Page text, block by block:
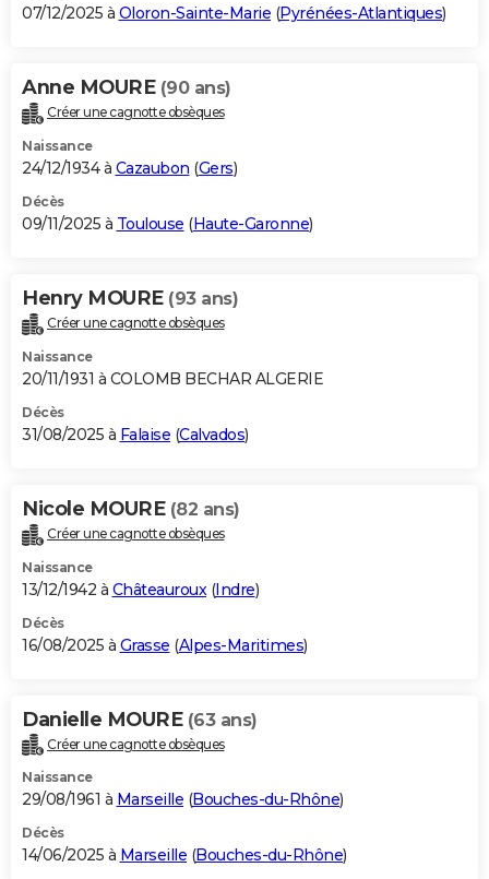
07/12/2025 à Oloron-Sainte-Marie (Pyrénées-Atlantiques)
Anne MOURE (90 ans)
Créer une cagnotte obsèques
Naissance
24/12/1934 à Cazaubon (Gers)
Décès
09/11/2025 à Toulouse (Haute-Garonne)
Henry MOURE (93 ans)
Créer une cagnotte obsèques
Naissance
20/11/1931 à COLOMB BECHAR ALGERIE
Décès
31/08/2025 à Falaise (Calvados)
Nicole MOURE (82 ans)
Créer une cagnotte obsèques
Naissance
13/12/1942 à Châteauroux (Indre)
Décès
16/08/2025 à Grasse (Alpes-Maritimes)
Danielle MOURE (63 ans)
Créer une cagnotte obsèques
Naissance
29/08/1961 à Marseille (Bouches-du-Rhône)
Décès
14/06/2025 à Marseille (Bouches-du-Rhône)